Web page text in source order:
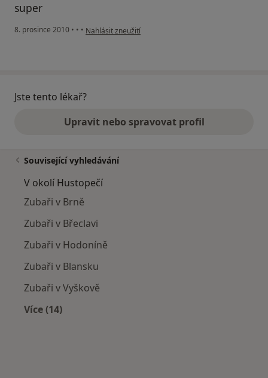
super
8. prosince 2010 • • • podle názoru uživatele Pacient
Nahlásit zneužití
Jste tento lékař?
Upravit nebo spravovat profil
Související vyhledávání
V okolí Hustopečí
Zubaři v Brně
Zubaři v Břeclavi
Zubaři v Hodoníně
Zubaři v Blansku
Zubaři v Vyškově
Více (14)